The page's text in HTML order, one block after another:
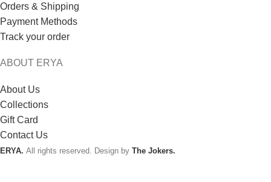
Orders & Shipping
Payment Methods
Track your order
ABOUT ERYA
About Us
Collections
Gift Card
Contact Us
ERYA. All rights reserved. Design by The Jokers.